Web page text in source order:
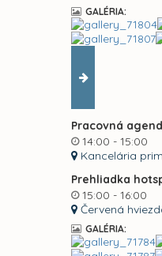
GALÉRIA:
Pracovná
14:00 - 15:00
Kancelária
Prehliadka
15:00 - 16:00
Červená
GALÉRIA: